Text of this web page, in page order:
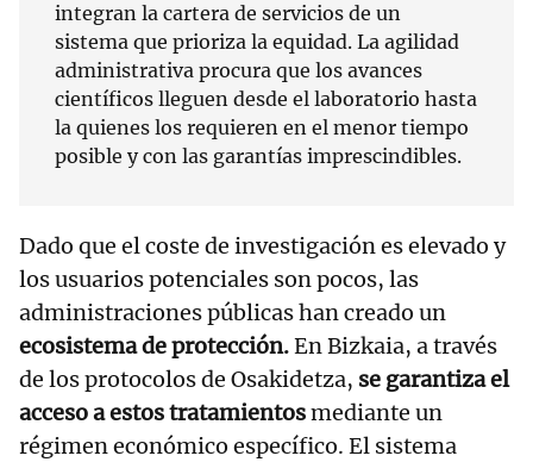
integran la cartera de servicios de un
sistema que prioriza la equidad. La agilidad
administrativa procura que los avances
científicos lleguen desde el laboratorio hasta
la quienes los requieren en el menor tiempo
posible y con las garantías imprescindibles.
Dado que el coste de investigación es elevado y
los usuarios potenciales son pocos, las
administraciones públicas han creado un
ecosistema de protección.En Bizkaia, a través
de los protocolos de Osakidetza, se garantiza el
acceso a estos tratamientosmediante un
régimen económico específico. El sistema